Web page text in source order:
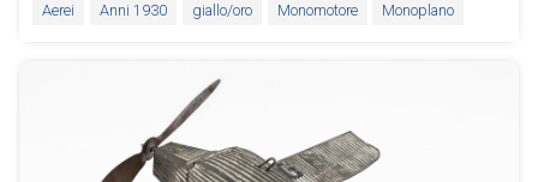
Aerei Anni 1930 giallo/oro Monomotore Monoplano